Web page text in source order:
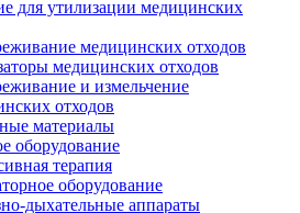
для утилизации медицинских
медицинских отходов
медицинских отходов
и измельчение
отходов
материалы
оборудование
терапия
оборудование
дыхательные аппараты